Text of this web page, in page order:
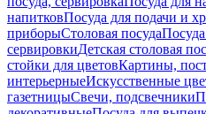
напитковПосуда для подачи и
приборыСтоловая посуда
сервировкиДетская столовая
стойки для цветовКартины,
интерьерныеИскусственные
газетницыСвечи, подсвечники